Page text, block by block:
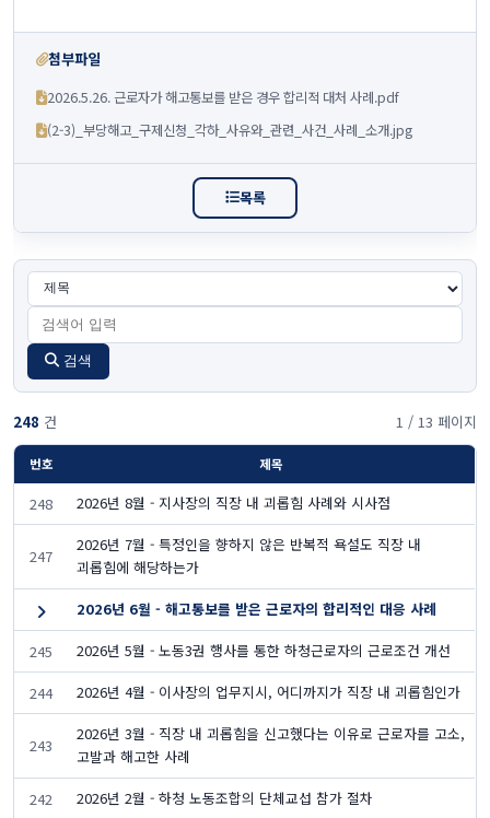
첨부파일
2026.5.26. 근로자가 해고통보를 받은 경우 합리적 대처 사례.pdf
(2-3)_부당해고_구제신청_각하_사유와_관련_사건_사례_소개.jpg
목록
검색
248 건 1 / 13 페이지
번호 제목
248 2026년 8월 - 지사장의 직장 내 괴롭힘 사례와 시사점
247
2026년 7월 - 특정인을 향하지 않은 반복적 욕설도 직장 내
괴롭힘에 해당하는가
2026년 6월 - 해고통보를 받은 근로자의 합리적인 대응 사례
245 2026년 5월 - 노동3권 행사를 통한 하청근로자의 근로조건 개선
244 2026년 4월 - 이사장의 업무지시, 어디까지가 직장 내 괴롭힘인가
243
2026년 3월 - 직장 내 괴롭힘을 신고했다는 이유로 근로자를 고소,
고발과 해고한 사례
242 2026년 2월 - 하청 노동조합의 단체교섭 참가 절차